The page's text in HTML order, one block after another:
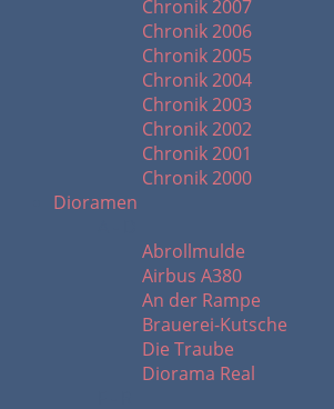
Chronik 2007
Chronik 2006
Chronik 2005
Chronik 2004
Chronik 2003
Chronik 2002
Chronik 2001
Chronik 2000
Dioramen
Abrollmulde
Airbus A380
An der Rampe
Brauerei-Kutsche
Die Traube
Diorama Real